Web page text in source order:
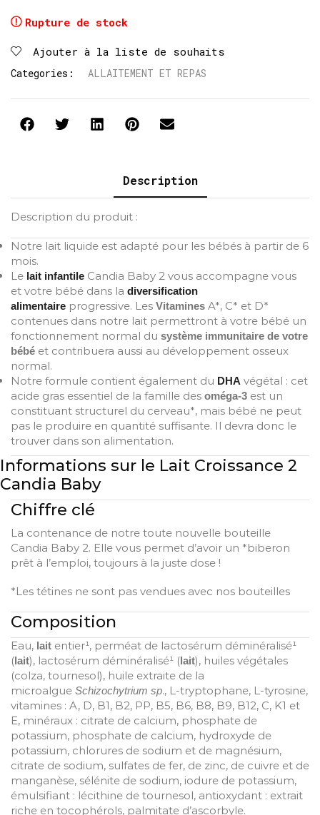
Rupture de stock
Ajouter à la liste de souhaits
Categories: ALLAITEMENT ET REPAS
Description
Description du produit :
Notre lait liquide est adapté pour les bébés à partir de 6
mois.
Le lait infantile Candia Baby 2 vous accompagne vous
et votre bébé dans la diversification
alimentaire progressive. Les Vitamines A*, C* et D*
contenues dans notre lait permettront à votre bébé un
fonctionnement normal du système immunitaire de votre
bébé et contribuera aussi au développement osseux
normal.
Notre formule contient également du DHA végétal : cet
acide gras essentiel de la famille des oméga-3 est un
constituant structurel du cerveau*, mais bébé ne peut
pas le produire en quantité suffisante. Il devra donc le
trouver dans son alimentation.
Informations sur le Lait Croissance 2
Candia Baby
Chiffre clé
La contenance de notre toute nouvelle bouteille
Candia Baby 2. Elle vous permet d’avoir un *biberon
prêt à l’emploi, toujours à la juste dose !
*Les tétines ne sont pas vendues avec nos bouteilles
Composition
Eau, lait entier¹, perméat de lactosérum déminéralisé¹
(lait), lactosérum déminéralisé¹ (lait), huiles végétales
(colza, tournesol), huile extraite de la
microalgue Schizochytrium sp., L-tryptophane, L-tyrosine,
vitamines : A, D, B1, B2, PP, B5, B6, B8, B9, B12, C, K1 et
E, minéraux : citrate de calcium, phosphate de
potassium, phosphate de calcium, hydroxyde de
potassium, chlorures de sodium et de magnésium,
citrate de sodium, sulfates de fer, de zinc, de cuivre et de
manganèse, sélénite de sodium, iodure de potassium,
émulsifiant : lécithine de tournesol, antioxydant : extrait
riche en tocophérols, palmitate d’ascorbyle.